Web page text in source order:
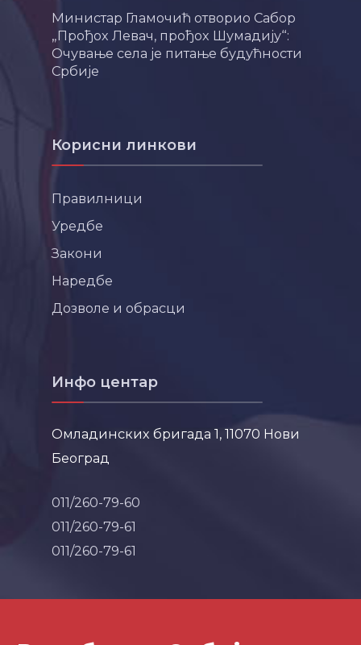
Министар Гламочић отворио Сабор
„Прођох Левач, прођох Шумадију“:
Очување села је питање будућности
Србије
Корисни линкови
Правилници
Уредбе
Закони
Наредбе
Дозволе и обрасци
Инфо центар
Омладинских бригада 1, 11070 Нови
Београд
011/260-79-60
011/260-79-61
011/260-79-61